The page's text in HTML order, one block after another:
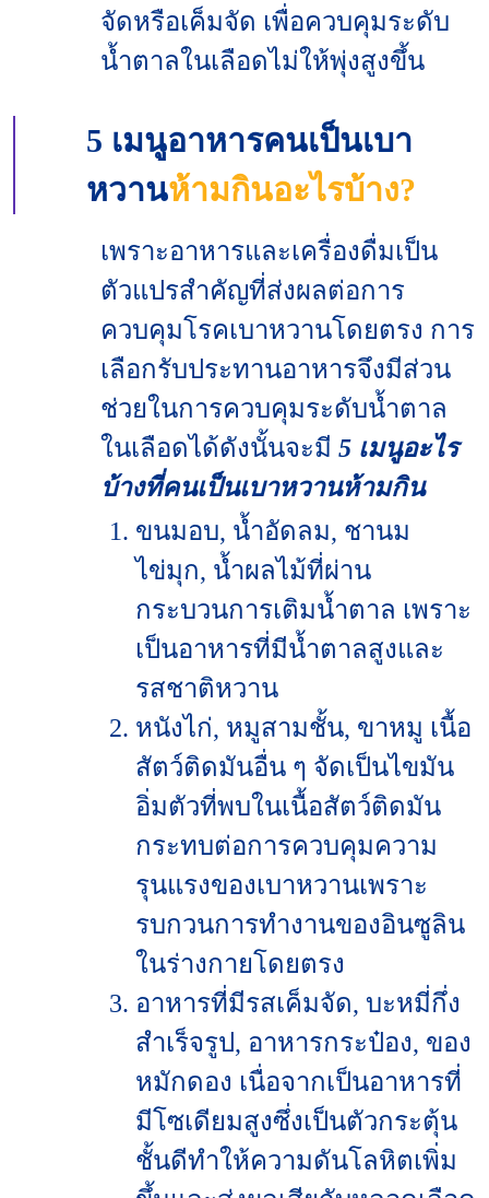
จัดหรือเค็มจัด เพื่อควบคุมระดับ
น้ำตาลในเลือดไม่ให้พุ่งสูงขึ้น
5 เมนูอาหารคนเป็นเบา
หวานห้ามกินอะไรบ้าง?
เพราะอาหารและเครื่องดื่มเป็น
ตัวแปรสำคัญที่ส่งผลต่อการ
ควบคุมโรคเบาหวานโดยตรง การ
เลือกรับประทานอาหารจึงมีส่วน
ช่วยในการควบคุมระดับน้ำตาล
ในเลือดได้ดังนั้นจะมี 5 เมนูอะไร
บ้างที่คนเป็นเบาหวานห้ามกิน
ขนมอบ, น้ำอัดลม, ชานม
ไข่มุก, น้ำผลไม้ที่ผ่าน
กระบวนการเติมน้ำตาล เพราะ
เป็นอาหารที่มีน้ำตาลสูงและ
รสชาติหวาน
หนังไก่, หมูสามชั้น, ขาหมู เนื้อ
สัตว์ติดมันอื่น ๆ จัดเป็นไขมัน
อิ่มตัวที่พบในเนื้อสัตว์ติดมัน
กระทบต่อการควบคุมความ
รุนแรงของเบาหวานเพราะ
รบกวนการทำงานของอินซูลิน
ในร่างกายโดยตรง
อาหารที่มีรสเค็มจัด, บะหมี่กึ่ง
สำเร็จรูป, อาหารกระป๋อง, ของ
หมักดอง เนื่อจากเป็นอาหารที่
มีโซเดียมสูงซึ่งเป็นตัวกระตุ้น
ชั้นดีทำให้ความดันโลหิตเพิ่ม